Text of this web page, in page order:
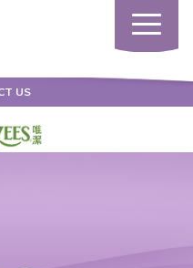
Toggle
US